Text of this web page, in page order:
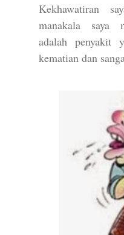
Kekhawatiran
manakala saya
adalah penyakit
kematian dan